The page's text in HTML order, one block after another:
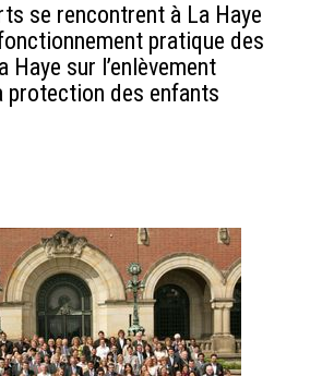
se rencontrent à La Haye
pratique des
Haye sur l’enlèvement
protection des enfants